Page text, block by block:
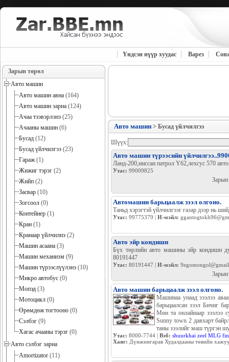
Үндсэн нүүр хуудас Варез
Зарын төрөл
Авто машин
Авто машин авна (164)
Авто машин зарна (124)
Ачаа тээвэрлэнэ (25)
Ачааны машин (6)
Бусад (12)
Бусад үйлчилгээ (23)
Гараж(1)
Жижиг тэрэг (2)
Жийп (2)
Засвар (10)
Зогсоол (0)
Контейнер (1)
Кран (1)
Кранаар үйлчилнэ (2)
Машин асаана (3)
Машин механизм (9)
Машин түрээслүүлэнэ (10)
Микро автобус (0)
Мопэд (3)
Мотоцикл (0)
Өрөмдөж тогтооно (0)
Сэлбэг (9)
Хагас ачааны тэрэг (0)
Авто сэлбэг зарна
Amortizator (11)
Авто машин > Бусад үйлчилгээ
Шүүх:
Авто машин түрээсийн
Ланд-200,ниссан патрол Y62,лехсус 570
Утас: 99009825
Автомашин барьцаалж зээл олгоно.
Таньд хэрэгтэй үйлчилгээг газар дээр нь
Утас: 99775379 | И-мэйл:
Авто эйр кондишн
Бүх төрлийн авто машины эйр кондишн
80191447
Утас: 80191447 | И-мэйл:
Авто машин барьцаалж зээл олгоно.
Машинаа унаад зээлээ
барьцаалсан зээл Бичиг
Мөн та онлайнаар зээлээ
Sunny town 2 давхарт
таны зээлийг маш түргэн
Утас: 8000-7744 | Вэб: shuurkhai zeel MLG
Хаяг: Дүнжингарав Худалдааны төвийн